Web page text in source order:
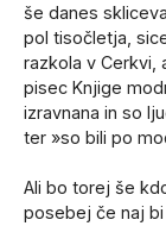
še danes
pol tisočletja,
razkola v Cerkvi,
pisec Knjige
izravnana in so
ter »so bili po
Ali bo torej še
posebej če naj